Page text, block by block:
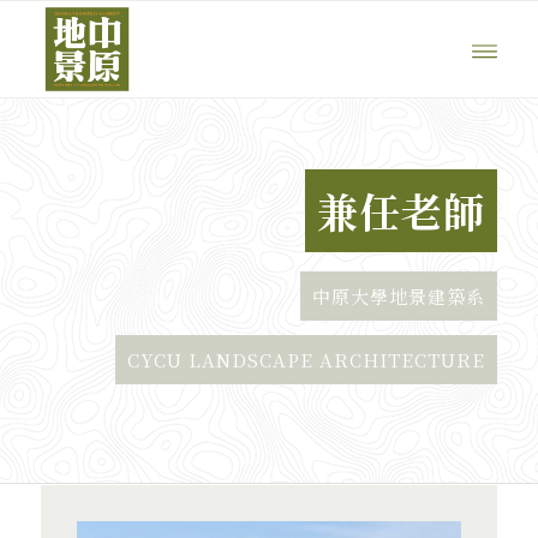
兼任老師
中原大學地景建築系
CYCU LANDSCAPE ARCHITECTURE